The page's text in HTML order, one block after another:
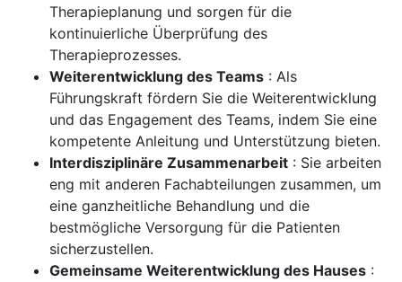
Therapieplanung und sorgen für die
kontinuierliche Überprüfung des
Therapieprozesses.
Weiterentwicklung des Teams : Als
Führungskraft fördern Sie die Weiterentwicklung
und das Engagement des Teams, indem Sie eine
kompetente Anleitung und Unterstützung bieten.
Interdisziplinäre Zusammenarbeit : Sie arbeiten
eng mit anderen Fachabteilungen zusammen, um
eine ganzheitliche Behandlung und die
bestmögliche Versorgung für die Patienten
sicherzustellen.
Gemeinsame Weiterentwicklung des Hauses :